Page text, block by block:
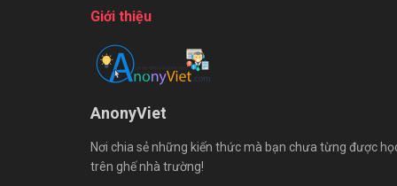
Giới thiệu
AnonyViet
Nơi chia sẻ những kiến thức mà bạn chưa từng được
trên ghế nhà trường!